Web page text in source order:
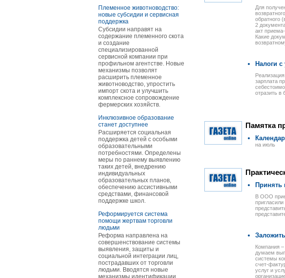
Племенное животноводство:
новые субсидии и сервисная
поддержка
Субсидии направят на
содержание племенного скота
и создание
специализированной
сервисной компании при
профильном агентстве. Новые
механизмы позволят
расширить племенное
животноводство, упростить
импорт скота и улучшить
комплексное сопровождение
фермерских хозяйств.
Инклюзивное образование
станет доступнее
Расширяется социальная
поддержка детей с особыми
образовательными
потребностями. Определены
меры по раннему выявлению
таких детей, внедрению
индивидуальных
образовательных планов,
обеспечению ассистивными
средствами, финансовой
поддержке школ.
Реформируется система
помощи жертвам торговли
людьми
Реформа направлена на
совершенствование системы
выявления, защиты и
социальной интеграции лиц,
пострадавших от торговли
людьми. Вводятся новые
механизмы идентификации
Для
обратного
2
акт
Какие
Налоги
зарплата
отразить в
Памятка
на июль
Принять
В ООО
Компания –
думаем
системы
счет-
услуг и